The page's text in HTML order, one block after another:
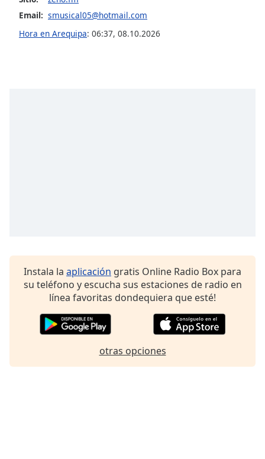
Family
Dialog
Email: smusical05@hotmail.com
Hora en Arequipa: 06:37, 08.10.2026
Instala la aplicación gratis Online Radio Box para
su teléfono y escucha sus estaciones de radio en
línea favoritas dondequiera que esté!
otras opciones